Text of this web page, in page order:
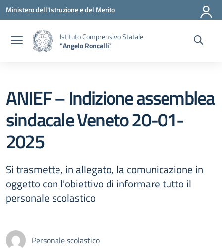
Vai ai contenuti
Vai al menu di navigazione
Vai al footer
Ministero dell'Istruzione e del Merito
Istituto Comprensivo Statale
"Angelo Roncalli"
ANIEF – Indizione assemblea
sindacale Veneto 20-01-
2025
Si trasmette, in allegato, la comunicazione in
oggetto con l'obiettivo di informare tutto il
personale scolastico
Personale scolastico